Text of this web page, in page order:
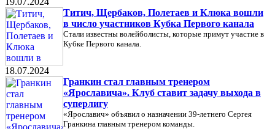
Титич, Щербаков, Полетаев и Клюка вошли
в число участников Кубка Первого канала
Стали известны волейболисты, которые примут участие в
Кубке Первого канала.
18.07.2024
Гранкин стал главным тренером
«Ярославича». Клуб ставит задачу выхода в
суперлигу
«Ярославич» объявил о назначении 39-летнего Сергея
Гранкина главным тренером команды.